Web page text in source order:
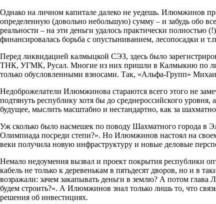
Однако на личном капитале далеко не уедешь. Илюмжинов
определенную (довольно небольшую) сумму – и забудь обо
реальности – на эти деньги удалось практически полностью
финансировалась борьба с опустыниванием, лесопосадки и
Перед ликвидацией калмыцкой СЭЗ, здесь было
ТНК, УГМК, Русал. Многие из них пришли в Калмыкию по
только обусловленными взносами. Так, «Альфа-Групп»
Недоброжелатели Илюмжинова стараются всего этого не
подтянуть республику хотя бы до среднероссийского
будущее, мыслить масштабно и нестандартно, как за
Уж сколько было насмешек по поводу Шахматного города в
Олимпиада посреди степи?». Но Илюмжинов настоял на
веки получила новую инфраструктуру и новые деловые
Немало недоумения вызвал и проект покрытия республики
кабель не только к деревенькам в пятьдесят дворов, но и в
возражали: зачем закапывать деньги в землю? А потом
будем строить?». А Илюмжинов знал только лишь то, что
решения об инвестициях.